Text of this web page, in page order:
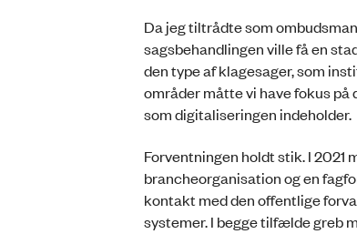
Da jeg tiltrådte som
sagsbehandlingen ville få en
den type af klagesager, som
områder måtte vi have fokus
som digitaliseringen indeholder.
Forventningen holdt stik. I 2021
brancheorganisation og en
kontakt med den offentlige
systemer. I begge tilfælde greb